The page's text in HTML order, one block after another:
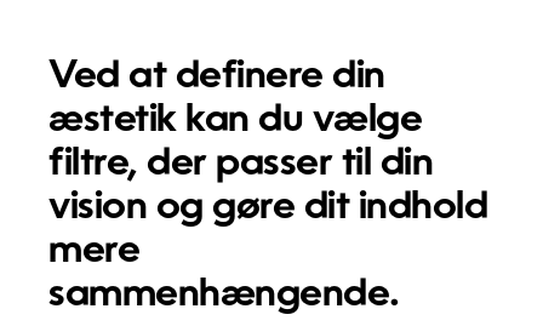
Ved at definere din
æstetik kan du vælge
filtre, der passer til din
vision og gøre dit indhold
mere
sammenhængende.